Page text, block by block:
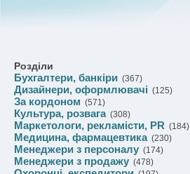
Розділи
Бухгалтери, банкіри (367)
Дизайнери, оформлювачі (125)
За кордоном (571)
Культура, розвага(308)
Маркетологи, рекламісти, PR (184)
Медицина, фармацевтика(230)
Менеджери з персоналу (174)
Менеджери з продажу (478)